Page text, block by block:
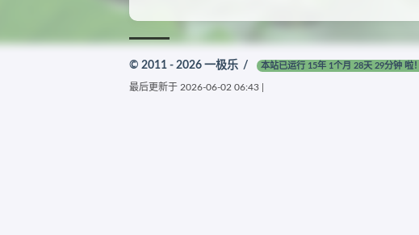
© 2011 - 2026 一极乐 / 本站已运行 15年 1个月 28天 29分钟 啦！
最后更新于 2026-06-02 06:43